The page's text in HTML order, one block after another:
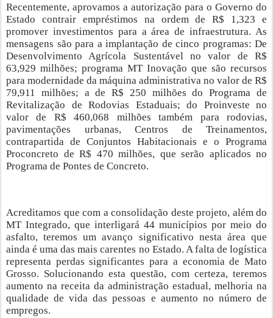
Recentemente, aprovamos a autorização para o Governo do
Estado contrair empréstimos na ordem de R$ 1,323 e
promover investimentos para a área de infraestrutura. As
mensagens são para a implantação de cinco programas: De
Desenvolvimento Agrícola Sustentável no valor de R$
63,929 milhões; programa MT Inovação que são recursos
para modernidade da máquina administrativa no valor de R$
79,911 milhões; a de R$ 250 milhões do Programa de
Revitalização de Rodovias Estaduais; do Proinveste no
valor de R$ 460,068 milhões também para rodovias,
pavimentações urbanas, Centros de Treinamentos,
contrapartida de Conjuntos Habitacionais e o Programa
Proconcreto de R$ 470 milhões, que serão aplicados no
Programa de Pontes de Concreto.
Acreditamos que com a consolidação deste projeto, além do
MT Integrado, que interligará 44 municípios por meio do
asfalto, teremos um avanço significativo nesta área que
ainda é uma das mais carentes no Estado. A falta de logística
representa perdas significantes para a economia de Mato
Grosso. Solucionando esta questão, com certeza, teremos
aumento na receita da administração estadual, melhoria na
qualidade de vida das pessoas e aumento no número de
empregos.